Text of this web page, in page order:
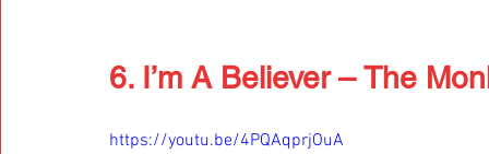
6. I’m A Believer – The
https://youtu.be/4PQAqprjOuA